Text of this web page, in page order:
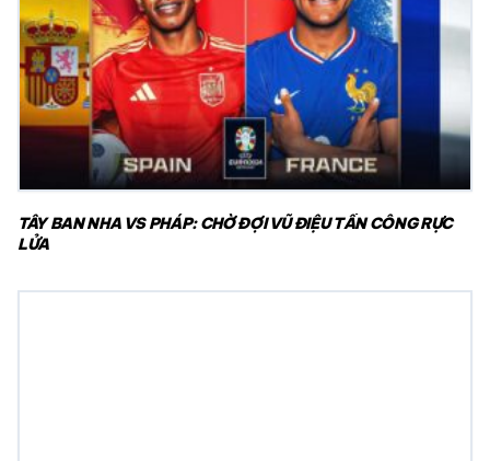
TÂY BAN NHA VS PHÁP: CHỜ ĐỢI VŨ ĐIỆU TẤN CÔNG RỰC
LỬA